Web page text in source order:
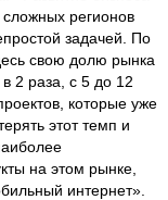
регионов
задачей. По
свою долю рынка
2 раза, с 5 до 12
которые уже
этот темп и
на этом рынке,
интернет».